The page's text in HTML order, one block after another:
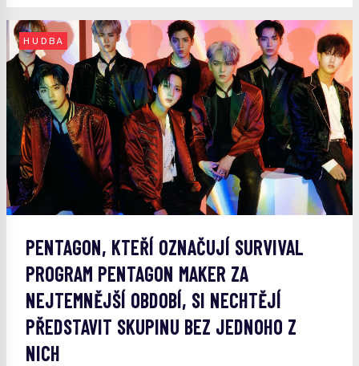
HUDBA
PENTAGON, KTEŘÍ OZNAČUJÍ SURVIVAL
PROGRAM PENTAGON MAKER ZA
NEJTEMNĚJŠÍ OBDOBÍ, SI NECHTĚJÍ
PŘEDSTAVIT SKUPINU BEZ JEDNOHO Z
NICH